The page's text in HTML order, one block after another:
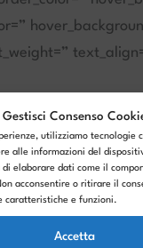
Gestisci Consenso
utilizziamo tecnologie
alle informazioni del
elaborare dati come il
acconsentire o ritirare il
caratteristiche e funzioni.
Accetta
Montecchio
– 335 329755